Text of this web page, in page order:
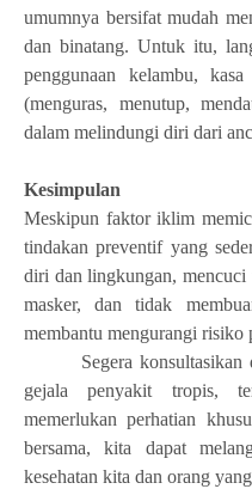
umumnya bersifat mudah
dan binatang. Untuk itu,
penggunaan kelambu,
(menguras, menutup,
dalam melindungi diri dari
Kesimpulan
Meskipun faktor iklim
tindakan preventif yang
diri dan lingkungan, mencuci
masker, dan tidak
membantu mengurangi risiko
Segera
gejala penyakit tropis,
memerlukan perhatian
bersama, kita dapat
kesehatan kita dan orang